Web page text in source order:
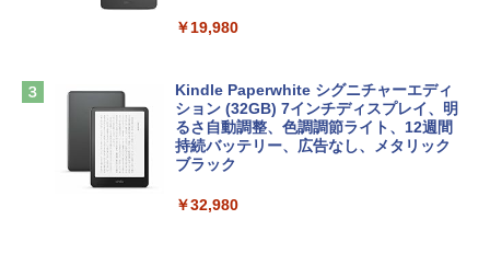
Apple 2026 MacBook Air M5チップ搭載
13インチノートブック：AIとApple Intell
igence、13.6インチLiquid Retinaディ
スプレイ、24GBユニファイドメモリ、1
ラ、Touch ID - ミッドナイト + 3年延長
インゲームコード】 ロブロックス | オン
ラインコード版
￥3,200
Robloxギフトカード - 1000 Robux 【限
ClaudeCode いちばんやさしい 教科書:
にもKindle出版にも！ 非エンジニアのた
めのAIコーディング入門シリーズ
￥99
1冊ですべて身につくHTML & CSSとWe
￥19,980
Kindle Paperwhite シグニチャーエディ
ション (32GB) 7インチディスプレイ、明
るさ自動調整、色調調節ライト、12週間
持続バッテリー、広告なし、メタリック
ブラック
￥32,980